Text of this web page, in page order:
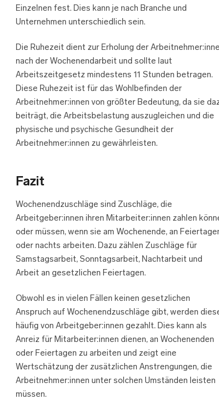
Einzelnen fest. Dies kann je nach Branche und
Unternehmen unterschiedlich sein.
Die Ruhezeit dient zur Erholung der
nach der Wochenendarbeit und sollte laut
Arbeitszeitgesetz mindestens 11 Stunden betragen.
Diese Ruhezeit ist für das Wohlbefinden der
Arbeitnehmer:innen von größter Bedeutung, da sie
beiträgt, die Arbeitsbelastung auszugleichen und die
physische und psychische Gesundheit der
Arbeitnehmer:innen zu gewährleisten.
Fazit
Wochenendzuschläge sind Zuschläge, die
Arbeitgeber:innen ihren Mitarbeiter:innen zahlen
oder müssen, wenn sie am Wochenende, an
oder nachts arbeiten. Dazu zählen Zuschläge für
Samstagsarbeit, Sonntagsarbeit, Nachtarbeit und
Arbeit an gesetzlichen Feiertagen.
Obwohl es in vielen Fällen keinen gesetzlichen
Anspruch auf Wochenendzuschläge gibt, werden
häufig von Arbeitgeber:innen gezahlt. Dies kann als
Anreiz für Mitarbeiter:innen dienen, an Wochenenden
oder Feiertagen zu arbeiten und zeigt eine
Wertschätzung der zusätzlichen Anstrengungen, die
Arbeitnehmer:innen unter solchen Umständen leisten
müssen.